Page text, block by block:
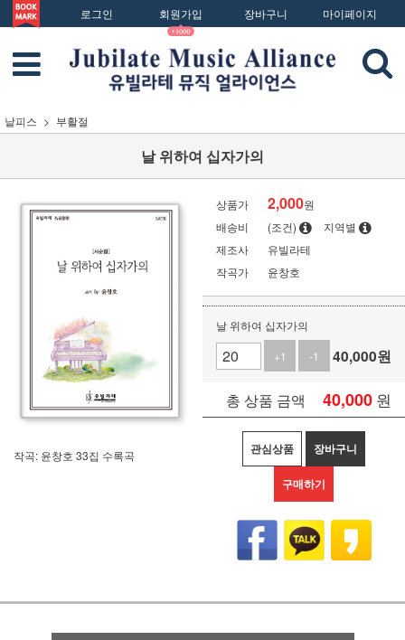
로그인 회원가입 장바구니 마이페이지
낱피스 부활절
날 위하여 십자가의
작곡: 윤창호 33집 수록곡
상품가 2,000원
배송비
(조건)
지역별
제조사
유빌라테
작곡가
윤창호
날 위하여 십자가의
+1
-1 40,000원
총 상품 금액 40,000 원
관심상품 장바구니
구매하기